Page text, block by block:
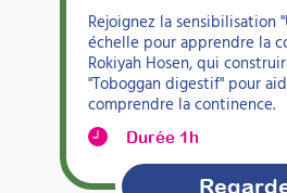
Rejoignez la sensibilisation
échelle pour apprendre la
Rokiyah Hosen, qui
"Toboggan digestif" pour
comprendre la continence.
Durée 1h